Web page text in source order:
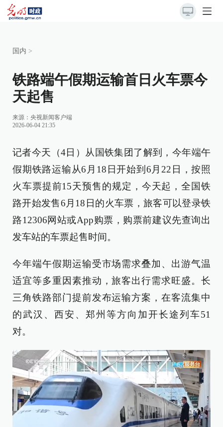
国内 >
铁路端午假期运输首日火车票今
天起售
来源：央视新闻客户端
2026-06-04 21:35
记者今天（4日）从国铁集团了解到，今年端午
假期铁路运输从6月18日开始到6月22日，按照
火车票提前15天预售的规定，今天起，全国铁
路开始发售6月18日的火车票，旅客可以登录铁
路12306网站或App购票，购票前建议先查询出
发车站的车票起售时间。
今年端午假期运输受市场需求叠加、出游气温
适宜等多重因素推动，旅客出行需求旺盛。长
三角铁路部门提前发布运输方案，在客流集中
的武汉、西安、郑州等方向加开长途列车51
对。